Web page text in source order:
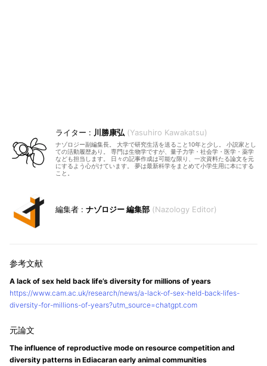
川勝康弘 Yasuhiro Kawakatsu
ナゾロジー副編集長。 大学で研究生活を送ること10年と少し。 小説家とし
ての活動履歴あり。 専門は生物学ですが、量子力学・社会学・医学・薬学
なども担当します。 日々の記事作成は可能な限り、一次資料たる論文を元
にするよう心がけています。 夢は最新科学をまとめて小学生用に本にする
こと。
ナゾロジー 編集部 Nazology Editor
A lack of sex held back life’s diversity for millions of years
https://www.cam.ac.uk/research/news/a-lack-of-sex-held-back-lifes-
diversity-for-millions-of-years?utm_source=chatgpt.com
The influence of reproductive mode on resource competition and
diversity patterns in Ediacaran early animal communities